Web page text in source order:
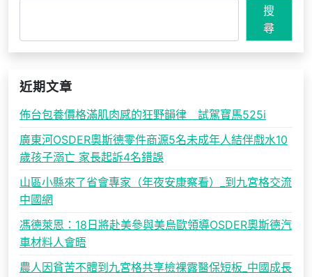
搜
尋
近期文章
佈台包養價格滿肌肉感的狂野韻律 試駕寶馬525i
廣東河OSDER奧斯德零件商源5名未成年人結伴戲水10
歲孩子溺亡 家長起訴4名錯誤
山區小縣來了省會專家（年夜安康察看）_到九宮格交流
中國網
馮德萊恩：18日將赴美參與美烏歐領導OSDER奧斯德汽
車材料人會晤
農人因貧苦不體到九宮格共享檢裸露醫保短板_中國成長